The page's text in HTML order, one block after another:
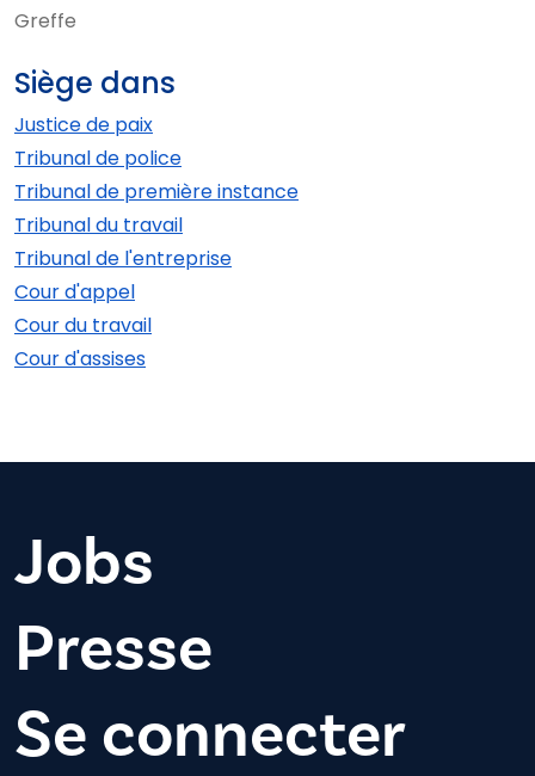
Greffe
Siège dans
Justice de paix
Tribunal de police
Tribunal de première instance
Tribunal du travail
Tribunal de l'entreprise
Cour d'appel
Cour du travail
Cour d'assises
Jobs
Presse
Se connecter